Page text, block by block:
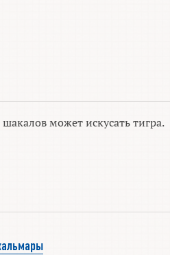
шакалов может искусать тигра.